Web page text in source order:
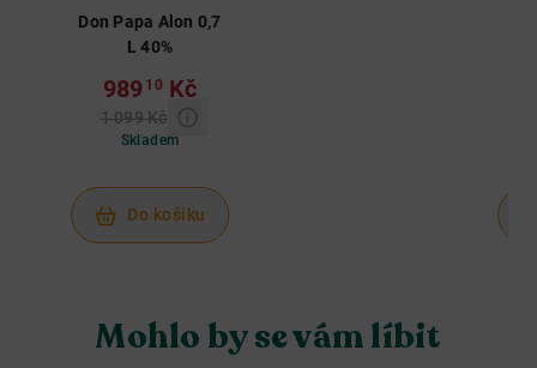
Don Papa Alon 0,7
L 40%
989 10 Kč
1 099 Kč
Skladem
Do košíku
Mohlo by se vám líbit